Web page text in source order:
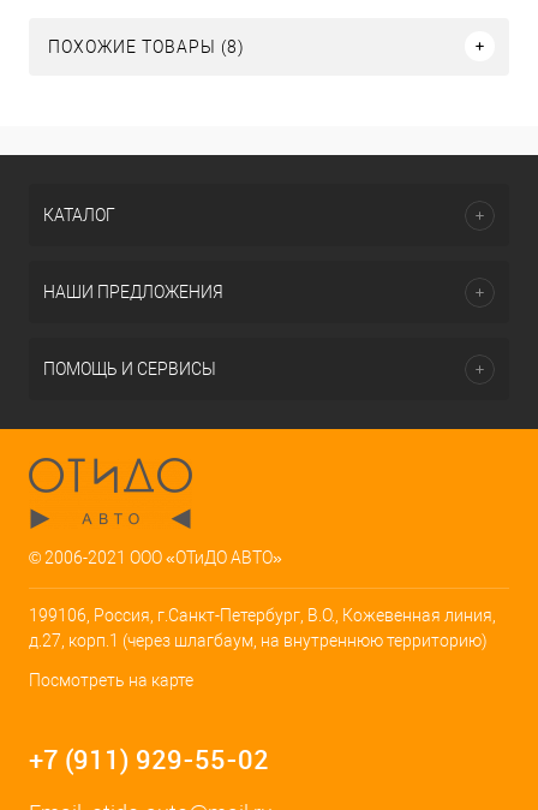
ПОХОЖИЕ ТОВАРЫ (8)
КАТАЛОГ
НАШИ ПРЕДЛОЖЕНИЯ
ПОМОЩЬ И СЕРВИСЫ
© 2006-2021 ООО «ОТиДО АВТО»
199106, Россия, г.Санкт-Петербург, В.О., Кожевенная линия,
д.27, корп.1 (через шлагбаум, на внутреннюю территорию)
Посмотреть на карте
+7 (911) 929-55-02